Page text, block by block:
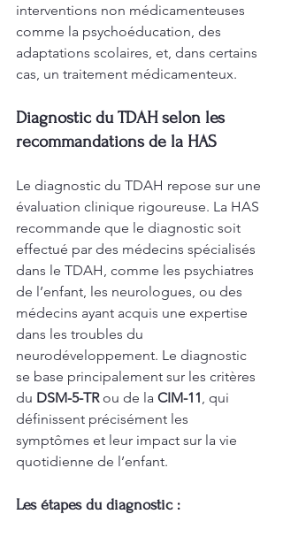
interventions non médicamenteuses
comme la psychoéducation, des
adaptations scolaires, et, dans certains
cas, un traitement médicamenteux.
Diagnostic du TDAH selon les
recommandations de la HAS
Le diagnostic du TDAH repose sur une
évaluation clinique rigoureuse. La HAS
recommande que le diagnostic soit
effectué par des médecins spécialisés
dans le TDAH, comme les psychiatres
de l’enfant, les neurologues, ou des
médecins ayant acquis une expertise
dans les troubles du
neurodéveloppement. Le diagnostic
se base principalement sur les critères
du DSM-5-TR ou de la CIM-11 , qui
définissent précisément les
symptômes et leur impact sur la vie
quotidienne de l’enfant.
Les étapes du diagnostic :